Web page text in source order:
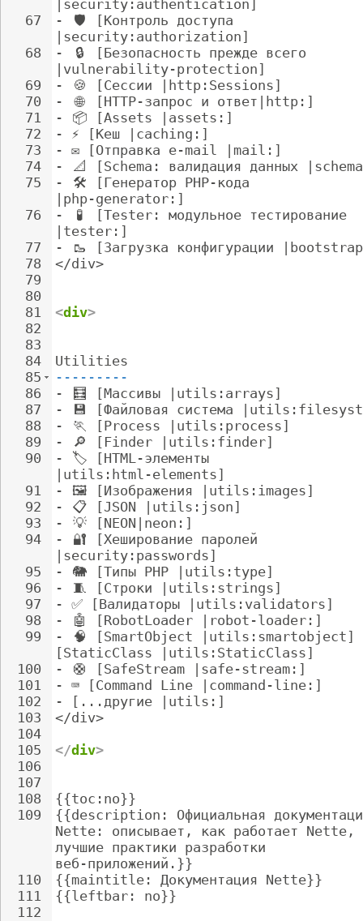
67
68
69
70
71
72
73
74
75
76
77
78
79
80
81
82
83
84
85
86
87
88
89
90
91
92
93
94
95
96
97
98
99
100
101
102
103
104
105
106
107
108
109
110
111
112
|security:authentication]
-
🛡
️ [Контроль доступа
|security:authorization]
-
🔒
[Безопасность прежде всего
|vulnerability-protection]
-
🍪
[Сессии |http:Sessions]
-
🌐
[HTTP-запрос и ответ|http:]
- 📦 [Assets |assets:]
- ⚡ [Кеш |caching:]
- ✉️ [Отправка e-mail |mail:]
-
📐
[Schema: валидация данных
-
🛠 ️ [Генератор PHP-кода
|php-generator:]
-
🧪
[Tester: модульное тестирование
|tester:]
-
🥾
[Загрузка конфигурации
</div>
<div>
Utilities
---------
-
🧮
[Массивы |utils:arrays]
-
💾
[Файловая система
-
🏃
[Process |utils:process]
-
🔎
[Finder |utils:finder]
- 🏷 ️ [HTML-элементы
|utils:html-elements]
- 🖼 ️ [Изображения |utils:images]
- 📋 [JSON |utils:json]
- 💡 [NEON|neon:]
-
🔐 [Хеширование паролей
|security:passwords]
- 🐘 [Типы PHP |utils:type]
-
🧵 [Строки |utils:strings]
- ✅ [Валидаторы |utils:validators]
-
🤖
[RobotLoader |robot-loader:]
-
🧠
[SmartObject
[StaticClass |utils:StaticClass]
-
🛟
[SafeStream |safe-stream:]
- ⌨️ [Command Line |command-line:]
-
[...другие |utils:]
</div>
</div>
{{toc:no}}
{{description: Официальная
Nette: описывает, как работает
лучшие практики разработки
веб-приложений.}}
{{maintitle: Документация Nette}}
{{leftbar: no}}